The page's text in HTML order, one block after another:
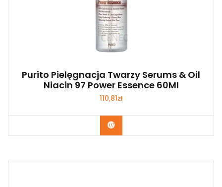
Purito Pielęgnacja Twarzy Serums & Oil
Niacin 97 Power Essence 60Ml
110,81zł
Zobacz